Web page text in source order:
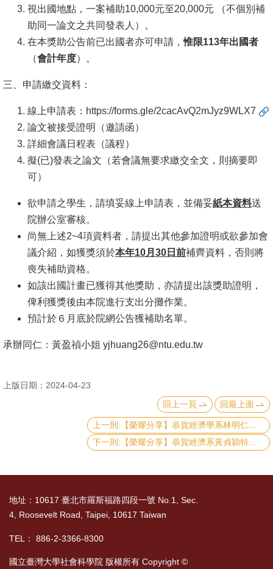
消
國
際
及
件
心
&
研
資
源
視出國地點，一案補助10,000元至20,000元 （不個別補
助同一論文之共同發表人）。
在本獎助公告前已出國者亦可申請，惟限113年出國者
（會計年度）。
三、申請繳交資料：
線上申請表： https://forms.gle/2cacAvQ2mJyz9WLX7
論文被接受證明（邀請函）
詳細會議日程表（議程）
擬(已)發表之論文（若會議無要求繳交全文，則摘要即
可）
欲申請之學生，請填妥線上申請表，並備妥紙本資料送
院辦公室審核。
尚無上述2~4項資料者，請提出其他參加證明或欲參加會
議介紹，如獲獎須於本年10月30日前補齊資料，否則將
喪失補助資格。
如該出國計畫已獲得其他獎助，亦請提出該獎助證明，
俾利獲獎後由本院進行支出分攤作業。
預計於６月底於院網公告獲補助名單。
承辦同仁：黃盈禎小姐 yjhuang26@ntu.edu.tw
上版日期：2024-04-23
回上一頁
回最上面
地址：10617 臺北市羅斯福路四段一號 No.1, Sec.
4, Roosevelt Road, Taipei, 10617 Taiwan
TEL： 886-2-3366-8300
國立臺灣大學社會科學院 版權所有 Copyright ©